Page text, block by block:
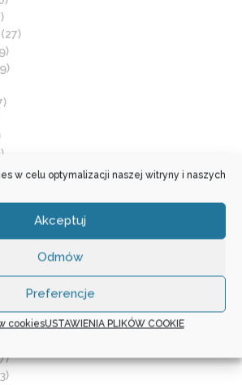
w celu optymalizacji naszej witryny i naszych
Akceptuj
Odmów
Preferencje
cookiesUSTAWIENIA PLIKÓW COOKIE
(27)